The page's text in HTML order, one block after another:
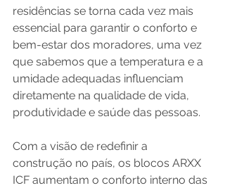
residências se torna cada vez mais
essencial para garantir o conforto e
bem-estar dos moradores, uma vez
que sabemos que a temperatura e a
umidade adequadas influenciam
diretamente na qualidade de vida,
produtividade e saúde das pessoas.
Com a visão de redefinir a
construção no país, os blocos ARXX
ICF aumentam o conforto interno das